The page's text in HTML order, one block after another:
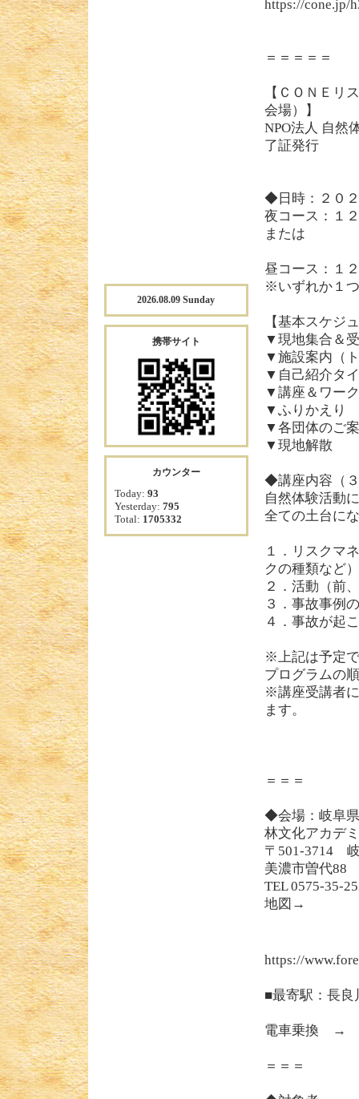
https://cone.jp/
＝＝＝＝＝
【ＣＯＮＥリ
会場）】
NPO法人 自然
了証発行
◆日時：２０
夜コース：１
または
昼コース：１
※いずれか１
【基本スケジ
▼現地集合＆
▼施設案内（
▼自己紹介タ
▼講座＆ワー
▼ふりかえり
▼各団体のご
▼現地解散
◆講座内容（
自然体験活動
全ての土台に
１．リスクマ
クの種類など）
２．活動（前
３．事故事例
４．事故が起
※上記は予定
プログラムの
※講座受講者
ます。
＝＝＝
◆会場：岐阜
林文化アカデ
〒501-3714
美濃市曽代
TEL 0575-35-
地図→
https://
■最寄駅：長
電車乗換 →
＝＝＝
2026.08.09 Sunday
携帯サイト
カウンター
Today: 93
Yesterday: 795
Total: 1705332